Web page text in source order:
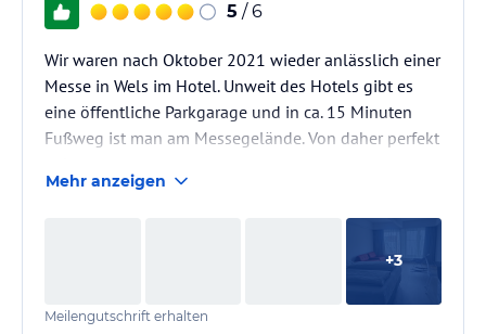
5 / 6
Wir waren nach Oktober 2021 wieder anlässlich einer
Messe in Wels im Hotel. Unweit des Hotels gibt es
eine öffentliche Parkgarage und in ca. 15 Minuten
Fußweg ist man am Messegelände. Von daher perfekt
Mehr anzeigen
+3
Meilengutschrift erhalten